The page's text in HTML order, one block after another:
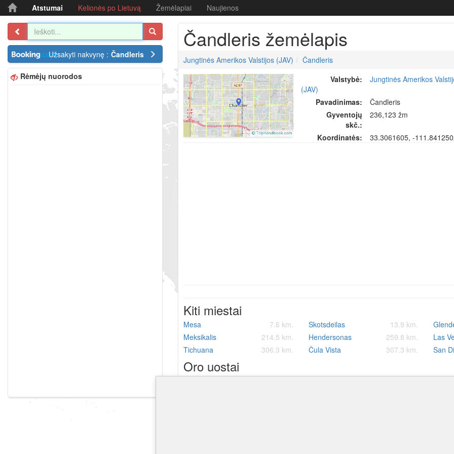
Atstumai Kelionės po Lietuvą Žemėlapiai Naujienos
Užsakyti nakvynę : Čandleris
Rėmėjų nuorodos
Čandleris žemėlapis
Jungtinės Amerikos Valstijos (JAV)
Čandleris
Valstybė:
Jungtinės Amerikos
(JAV)
Pavadinimas:
Čandleris
Gyventojų
skč.:
236,123 žm
Koordinatės: 33.3061605, -
Kiti miestai
Mesa 7.6 km. Skotsdeilas 13.9 km.
Meksikalis
214.5 km. Hendersonas 259.8 km. Las
Tichuana
306.3 km. Čula Vista 307.3 km. San
Oro uostai
Mar